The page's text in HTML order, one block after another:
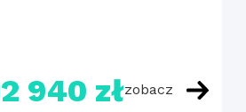
940 złzobacz